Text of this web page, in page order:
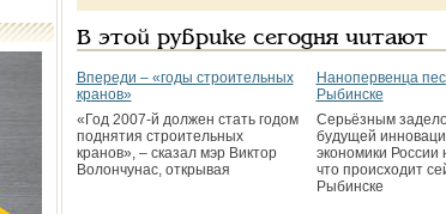
В этой рубрике сегодня читают
Впереди – «годы строительных
кранов»
«Год 2007-й должен стать годом
поднятия строительных
кранов», – сказал мэр Виктор
Волончунас, открывая
Нанопервенца
Рыбинске
Серьёзным
будущей
экономики России
что происходит
Рыбинске